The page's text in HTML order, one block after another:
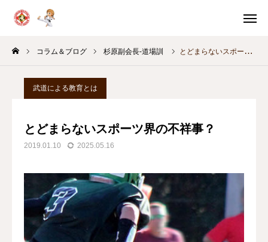
コラム＆ブログ 杉原副会長-道場訓 とどまらないスポーツ界の不祥事？
武道による教育とは
とどまらないスポーツ界の不祥事？
2019.01.10 2025.05.16
体験申込 体験案内
問い合わせ
HOME
教育の考え方
月間スケジュール